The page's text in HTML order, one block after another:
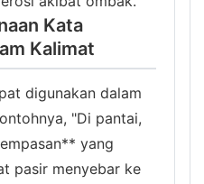
Kata
Kalimat
digunakan dalam
"Di pantai,
yang
pasir menyebar ke